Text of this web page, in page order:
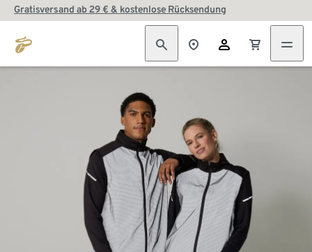
Gratisversand ab 29 € & kostenlose Rücksendung